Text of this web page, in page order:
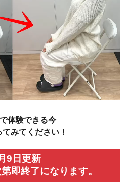
で体験できる今
みてください！
9日更新
即終了になります。